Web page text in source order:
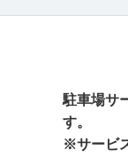
駐車場サ
す。
※サービ